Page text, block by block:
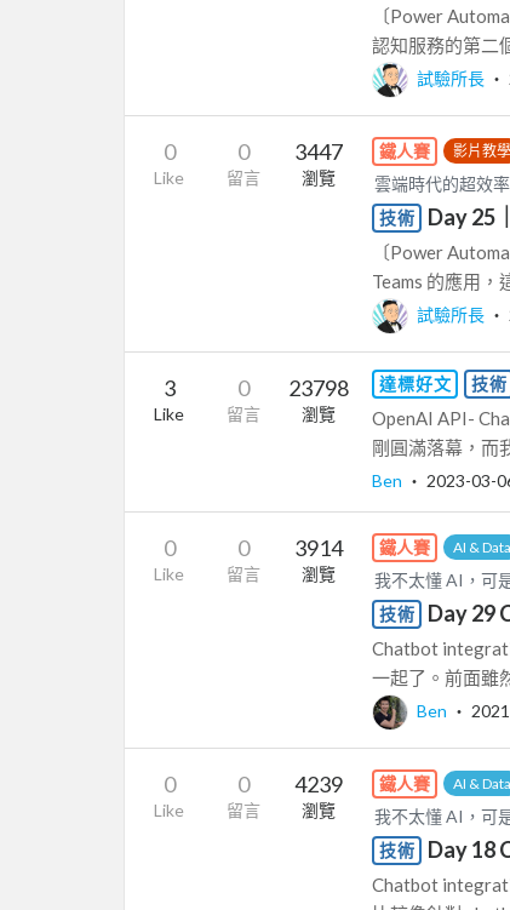
〔Power
認知服務的第二
試驗所長 ‧
0
Like
0
留言
3447
瀏覽
鐵人賽 影片教學
雲端時代的超效
技術
Day 25
〔Power
Teams 的應用，
試驗所長 ‧
3
Like
0
留言
23798
瀏覽
達標好文 技術
OpenAI API-
剛圓滿落幕，而
Ben ‧ 2023-03-
0
Like
0
留言
3914
瀏覽
鐵人賽 AI & Data
我不太懂 AI，可
技術
Day 29
Chatbot
一起了。前面雖
Ben ‧
0
Like
0
留言
4239
瀏覽
鐵人賽 AI & Data
我不太懂 AI，可
技術
Day 18
Chatbot